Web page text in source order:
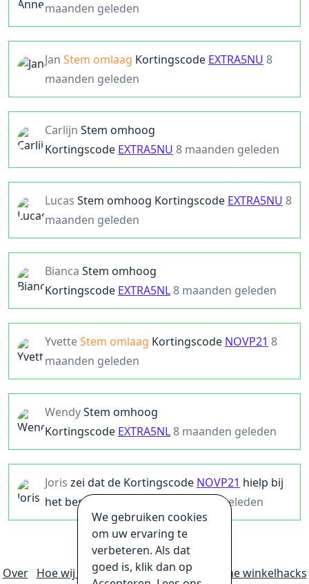
maanden geleden
Jan Stem omlaag Kortingscode EXTRA5NU 8
maanden geleden
Carlijn Stem omhoog
Kortingscode EXTRA5NU 8 maanden geleden
Lucas Stem omhoog Kortingscode EXTRA5NU 8
maanden geleden
Bianca Stem omhoog
Kortingscode EXTRA5NL8 maanden geleden
YvetteStem omlaag Kortingscode NOVP21 8
maanden geleden
WendyStem omhoog
Kortingscode EXTRA5NL8 maanden geleden
Joris zei dat de Kortingscode NOVP21 hielp bij
het besparen van $
8 maanden geleden
Over Hoe wij geld verdienen Ultieme online winkelhacks
We gebruiken cookies
om uw ervaring te
verbeteren. Als dat
goed is, klik dan op